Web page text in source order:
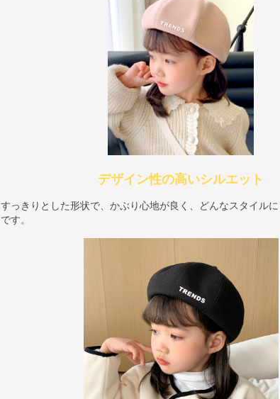
デザイン性の高いシルエット
すっきりとした形状で、かぶり心地が良く、どんなスタイル
です。